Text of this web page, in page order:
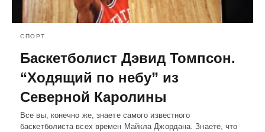
СПОРТ
Баскетболист Дэвид Томпсон.
“Ходящий по небу” из
Северной Каролины
Все вы, конечно же, знаете самого известного
баскетболиста всех времен Майкла Джордана. Знаете, что